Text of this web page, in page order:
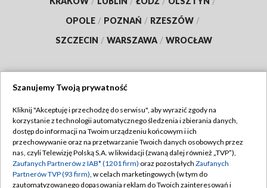
OPOLE / POZNAŃ / RZESZÓW /
SZCZECIN / WARSZAWA / WROCŁAW
TVP
Abonament TVP
Emisja w TVP
Centrum informacji TVP
Regulamin TVP
Polityka prywatności
Moje zgody
Szanujemy Twoją prywatność
Kliknij "Akceptuję i przechodzę do serwisu", aby wyrazić zgody na
korzystanie z technologii automatycznego śledzenia i zbierania danych,
dostęp do informacji na Twoim urządzeniu końcowym i ich
przechowywanie oraz na przetwarzanie Twoich danych osobowych przez
nas, czyli Telewizję Polską S.A. w likwidacji (zwaną dalej również „TVP”),
Zaufanych Partnerów z IAB* (1201 firm) oraz pozostałych Zaufanych
Partnerów TVP (93 firm), w celach marketingowych (w tym do
zautomatyzowanego dopasowania reklam do Twoich zainteresowań i